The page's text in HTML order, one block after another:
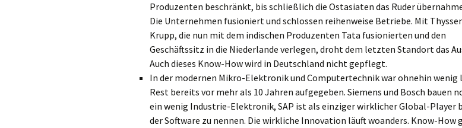
Produzenten beschränkt, bis schließlich die Ostasiaten das Ruder
Die Unternehmen fusioniert und schlossen reihenweise Betriebe. Mit
Krupp, die nun mit dem indischen Produzenten Tata fusionierten und den
Geschäftssitz in die Niederlande verlegen, droht dem letzten Standort das
Auch dieses Know-How wird in Deutschland nicht gepflegt.
In der modernen Mikro-Elektronik und Computertechnik war ohnehin wenig
Rest bereits vor mehr als 10 Jahren aufgegeben. Siemens und Bosch bauen
ein wenig Industrie-Elektronik, SAP ist als einziger wirklicher Global-Player
der Software zu nennen. Die wirkliche Innovation läuft woanders. Know-How